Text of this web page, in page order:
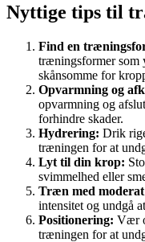
Nyttige tips til
Find en
træningsformer som
skånsomme for
Opvarmning og
opvarmning og
forhindre skader.
Hydrering: Drik
træningen for at
Lyt til din krop:
svimmelhed eller
Træn med
intensitet og undgå
Positionering: Vær
træningen for at